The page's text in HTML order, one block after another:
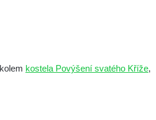
kostela Povýšení svatého Kříže,